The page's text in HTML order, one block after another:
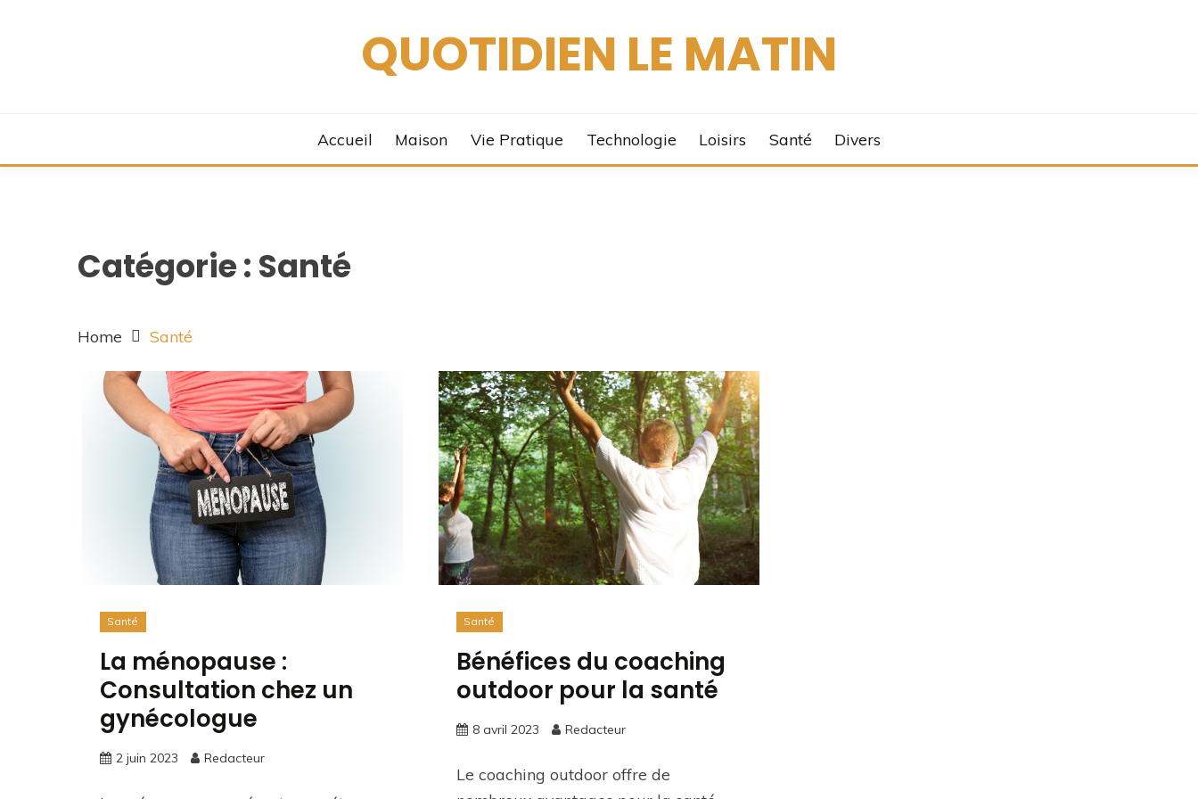
QUOTIDIEN LE MATIN
Accueil Maison Vie Pratique Technologie Loisirs Santé Divers
Catégorie : Santé
Home Santé
Santé
La ménopause :
Consultation chez un
gynécologue
2 juin 2023 Redacteur
Santé
Bénéfices du coaching
outdoor pour la santé
8 avril 2023 Redacteur
Le coaching outdoor offre de